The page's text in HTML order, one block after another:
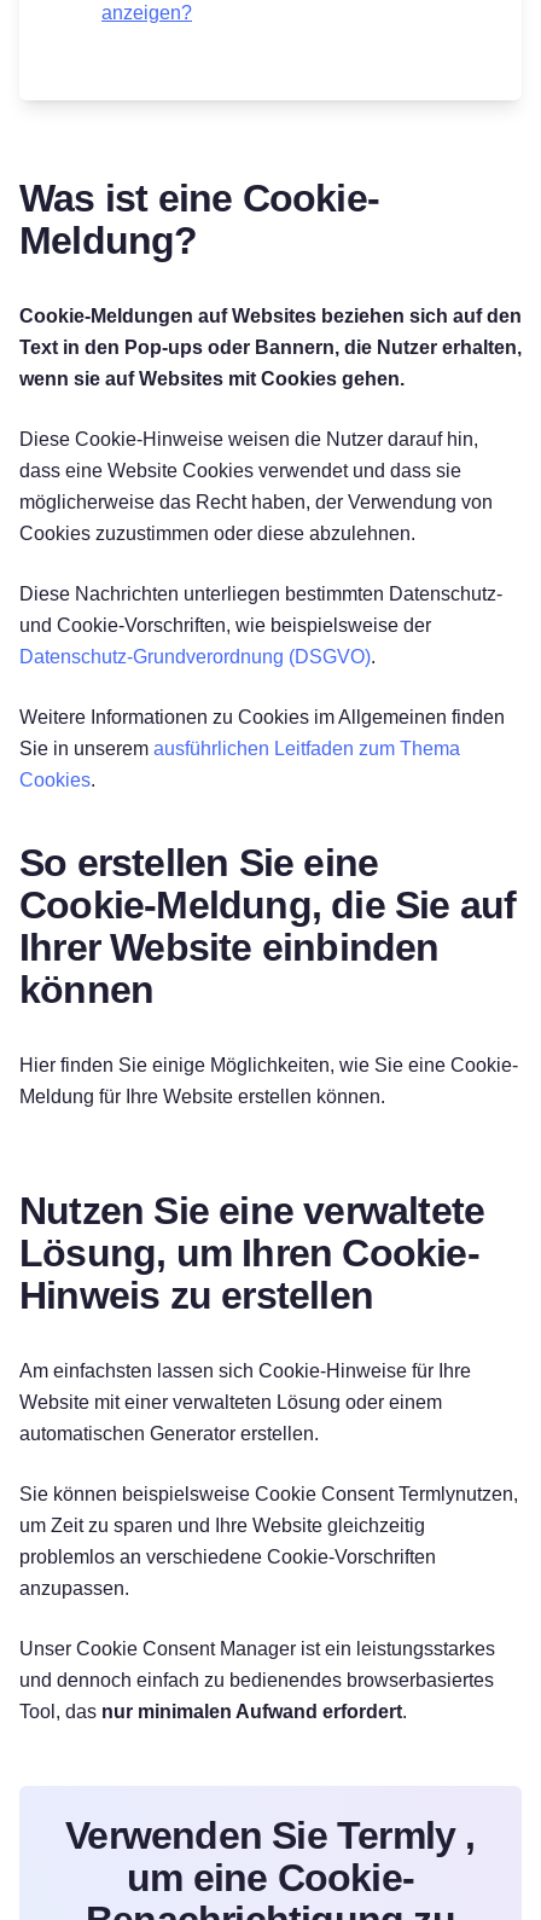
anzeigen?
Was ist eine Cookie-
Meldung?
Cookie-Meldungen auf Websites beziehen sich auf den
Text in den Pop-ups oder Bannern, die Nutzer erhalten,
wenn sie auf Websites mit Cookies gehen.
Diese Cookie-Hinweise weisen die Nutzer darauf hin,
dass eine Website Cookies verwendet und dass sie
möglicherweise das Recht haben, der Verwendung von
Cookies zuzustimmen oder diese abzulehnen.
Diese Nachrichten unterliegen bestimmten Datenschutz-
und Cookie-Vorschriften, wie beispielsweise der
Datenschutz-Grundverordnung (DSGVO).
Weitere Informationen zu Cookies im Allgemeinen finden
Sie in unserem ausführlichen Leitfaden zum Thema
Cookies.
So erstellen Sie eine
Cookie-Meldung, die Sie auf
Ihrer Website einbinden
können
Hier finden Sie einige Möglichkeiten, wie Sie eine Cookie-
Meldung für Ihre Website erstellen können.
Nutzen Sie eine verwaltete
Lösung, um Ihren Cookie-
Hinweis zu erstellen
Am einfachsten lassen sich Cookie-Hinweise für Ihre
Website mit einer verwalteten Lösung oder einem
automatischen Generator erstellen.
Sie können beispielsweise Cookie Consent Termlynutzen,
um Zeit zu sparen und Ihre Website gleichzeitig
problemlos an verschiedene Cookie-Vorschriften
anzupassen.
Unser Cookie Consent Manager ist ein leistungsstarkes
und dennoch einfach zu bedienendes browserbasiertes
Tool, das nur minimalen Aufwand erfordert.
Verwenden Sie Termly ,
um eine Cookie-